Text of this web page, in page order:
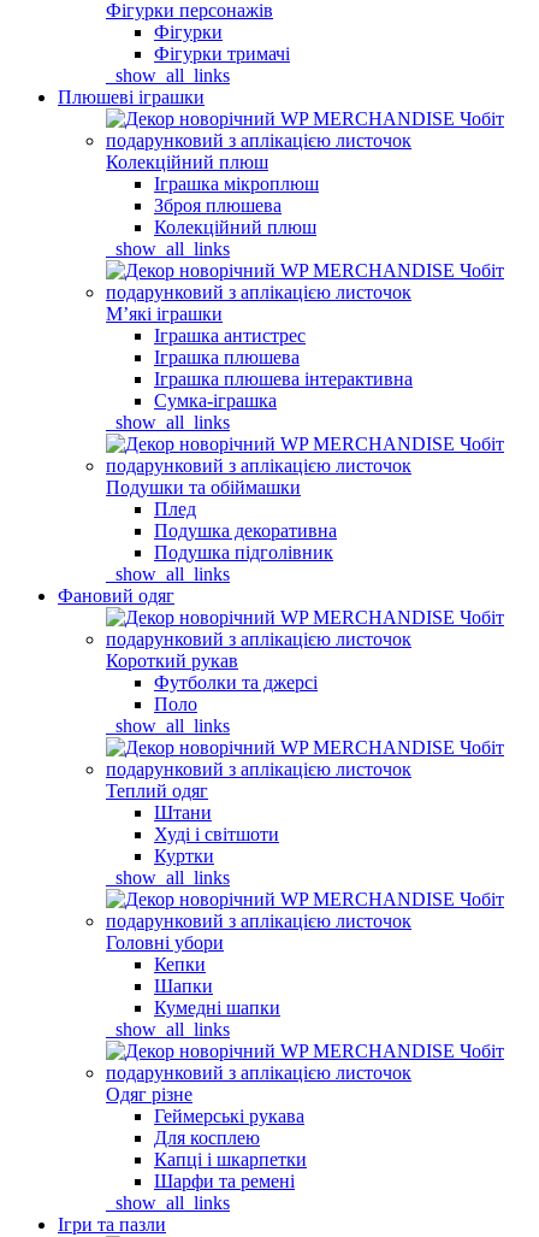
Фігурки персонажів
Фігурки
Фігурки тримачі
_show_all_links
Плюшеві іграшки
Колекційний плюш
Іграшка мікроплюш
Зброя плюшева
Колекційний плюш
_show_all_links
Мʼякі іграшки
Іграшка антистрес
Іграшка плюшева
Іграшка плюшева інтерактивна
Сумка-іграшка
_show_all_links
Подушки та обіймашки
Плед
Подушка декоративна
Подушка підголівник
_show_all_links
Фановий одяг
Короткий рукав
Футболки та джерсі
Поло
_show_all_links
Теплий одяг
Штани
Худі і світшоти
Куртки
_show_all_links
Головні убори
Кепки
Шапки
Кумедні шапки
_show_all_links
Одяг різне
Геймерські рукава
Для косплею
Капці і шкарпетки
Шарфи та ремені
_show_all_links
Ігри та пазли